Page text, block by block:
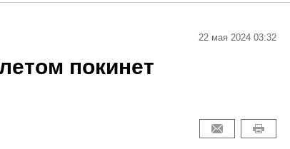
22 мая 2024 03:32
покинет